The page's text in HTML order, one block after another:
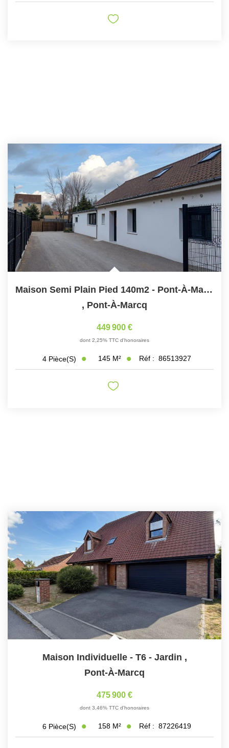
Maison Semi Plain Pied 140m2 - Pont-À-Marcq - T4
, Pont-À-Marcq
449 900 €
dont 2,25% TTC d'honoraires
4 Pièce(s) 145 M² Réf : 86513927
Maison Individuelle - T6 - Jardin ,
Pont-À-Marcq
475 900 €
dont 3,46% TTC d'honoraires
6 Pièce(s) 158 M² Réf : 87226419